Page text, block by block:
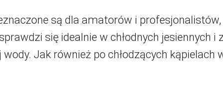
są dla amatorów i
się idealnie w chłodnych jesiennych
Jak również po chłodzących kąpielach